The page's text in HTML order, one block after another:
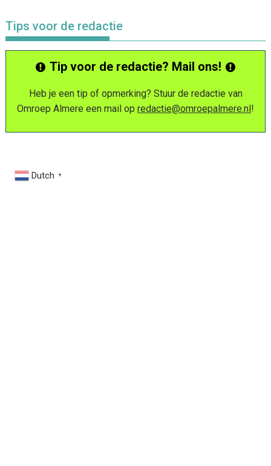
Tips voor de redactie
Tip voor de redactie? Mail ons!
Heb je een tip of opmerking? Stuur de redactie van
Omroep Almere een mail op redactie@omroepalmere.nl!
Dutch ▼